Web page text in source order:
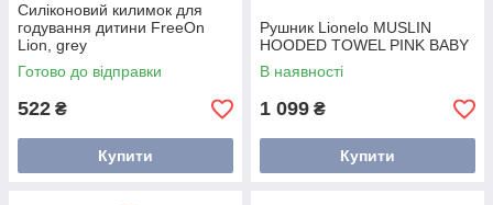
Силіконовий килимок для
годування дитини FreeOn
Lion, grey
Готово до відправки
522 ₴
Купити
Рушник Lionelo MUSLIN
HOODED TOWEL PINK BABY
В наявності
1 099 ₴
Купити